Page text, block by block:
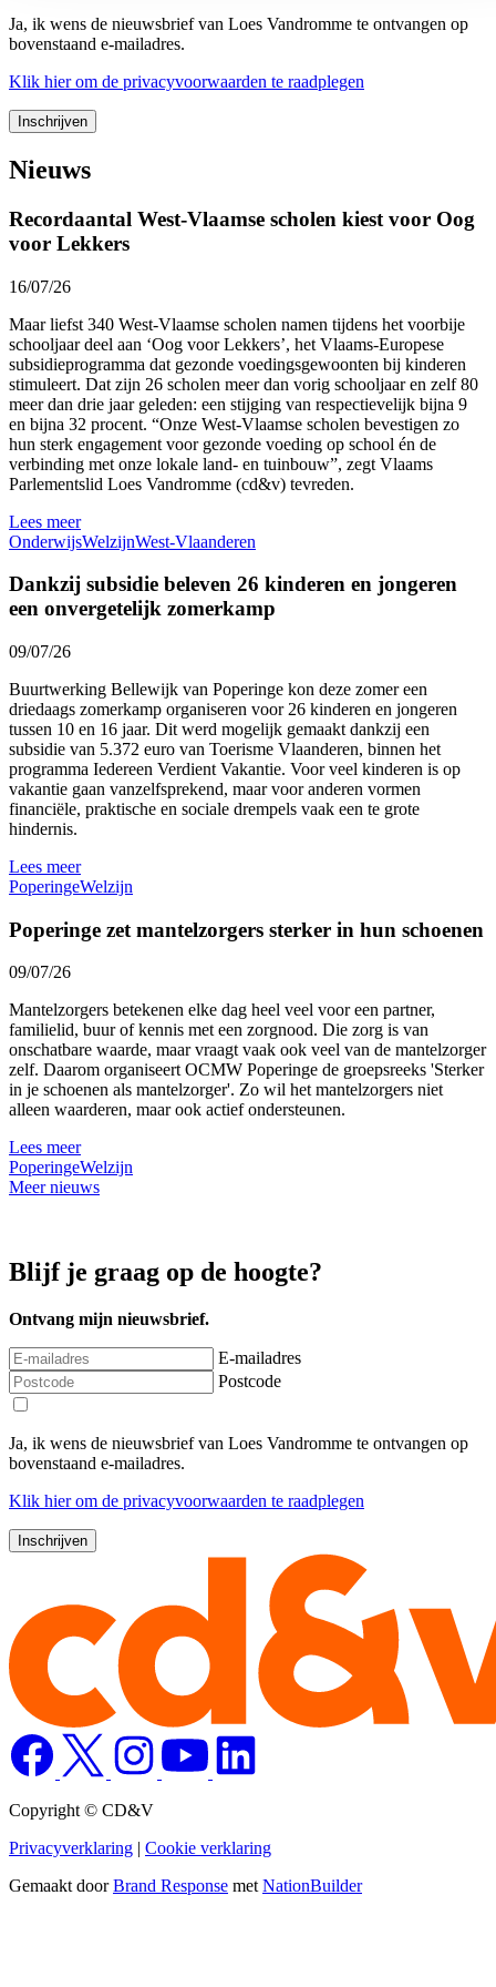
Ja, ik wens de nieuwsbrief van Loes Vandromme te ontvangen op
bovenstaand e-mailadres.
Klik hierom de privacyvoorwaarden te raadplegen
Nieuws
Recordaantal West-Vlaamse scholen kiest voor Oog
voor Lekkers
16/07/26
Maar liefst 340 West-Vlaamse scholen namen tijdens het voorbije
schooljaar deel aan ‘Oog voor Lekkers’, het Vlaams-Europese
subsidieprogramma dat gezonde voedingsgewoonten bij kinderen
stimuleert. Dat zijn 26 scholen meer dan vorig schooljaar en zelf 80
meer dan drie jaar geleden: een stijging van respectievelijk bijna 9
en bijna 32 procent. “Onze West-Vlaamse scholen bevestigen zo
hun sterk engagement voor gezonde voeding op school én de
verbinding met onze lokale land- en tuinbouw”, zegt Vlaams
Parlementslid Loes Vandromme (cd&v) tevreden.
Lees meer
OnderwijsWelzijnWest-Vlaanderen
Dankzij subsidie beleven 26 kinderen en jongeren
een onvergetelijk zomerkamp
09/07/26
Buurtwerking Bellewijk van Poperinge kon deze zomer een
driedaags zomerkamp organiseren voor 26 kinderen en jongeren
tussen 10 en 16 jaar. Dit werd mogelijk gemaakt dankzij een
subsidie van 5.372 euro van Toerisme Vlaanderen, binnen het
programma Iedereen Verdient Vakantie. Voor veel kinderen is op
vakantie gaan vanzelfsprekend, maar voor anderen vormen
financiële, praktische en sociale drempels vaak een te grote
hindernis.
Lees meer
PoperingeWelzijn
Poperinge zet mantelzorgers sterker in hun schoenen
09/07/26
Mantelzorgers betekenen elke dag heel veel voor een partner,
familielid, buur of kennis met een zorgnood. Die zorg is van
onschatbare waarde, maar vraagt vaak ook veel van de mantelzorger
zelf. Daarom organiseert OCMW Poperinge de groepsreeks 'Sterker
in je schoenen als mantelzorger'. Zo wil het mantelzorgers niet
alleen waarderen, maar ook actief ondersteunen.
Lees meer
PoperingeWelzijn
Meer nieuws
Blijf je graag op de hoogte?
Ontvang mijn nieuwsbrief.
E-mailadres
Postcode
Ja, ik wens de nieuwsbrief van Loes Vandromme te ontvangen op
bovenstaand e-mailadres.
Klik hierom de privacyvoorwaarden te raadplegen
Copyright © CD&V
Privacyverklaring | Cookie verklaring
Gemaakt doorBrand Response met NationBuilder